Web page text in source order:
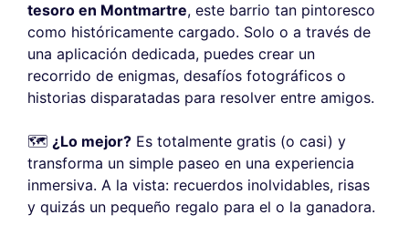
tesoro en Montmartre, este barrio tan pintoresco
como históricamente cargado. Solo o a través de
una aplicación dedicada, puedes crear un
recorrido de enigmas, desafíos fotográficos o
historias disparatadas para resolver entre amigos.
🗺️ ¿Lo mejor? Es totalmente gratis (o casi) y
transforma un simple paseo en una experiencia
inmersiva. A la vista: recuerdos inolvidables, risas
y quizás un pequeño regalo para el o la ganadora.